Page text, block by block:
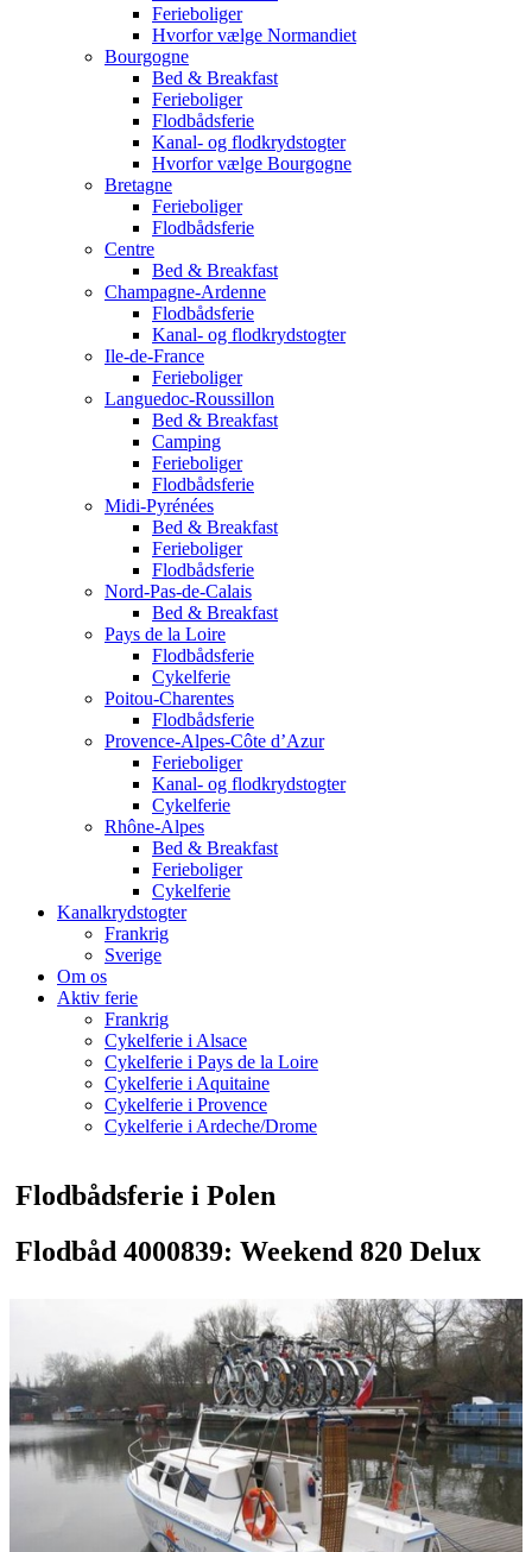
Ferieboliger
Hvorfor vælge Normandiet
Bourgogne
Bed & Breakfast
Ferieboliger
Flodbådsferie
Kanal- og flodkrydstogter
Hvorfor vælge Bourgogne
Bretagne
Ferieboliger
Flodbådsferie
Centre
Bed & Breakfast
Champagne-Ardenne
Flodbådsferie
Kanal- og flodkrydstogter
Ile-de-France
Ferieboliger
Languedoc-Roussillon
Bed & Breakfast
Camping
Ferieboliger
Flodbådsferie
Midi-Pyrénées
Bed & Breakfast
Ferieboliger
Flodbådsferie
Nord-Pas-de-Calais
Bed & Breakfast
Pays de la Loire
Flodbådsferie
Cykelferie
Poitou-Charentes
Flodbådsferie
Provence-Alpes-Côte d’Azur
Ferieboliger
Kanal- og flodkrydstogter
Cykelferie
Rhône-Alpes
Bed & Breakfast
Ferieboliger
Cykelferie
Kanalkrydstogter
Frankrig
Sverige
Om os
Aktiv ferie
Frankrig
Cykelferie i Alsace
Cykelferie i Pays de la Loire
Cykelferie i Aquitaine
Cykelferie i Provence
Cykelferie i Ardeche/Drome
Flodbådsferie i Polen
Flodbåd 4000839: Weekend 820 Delux